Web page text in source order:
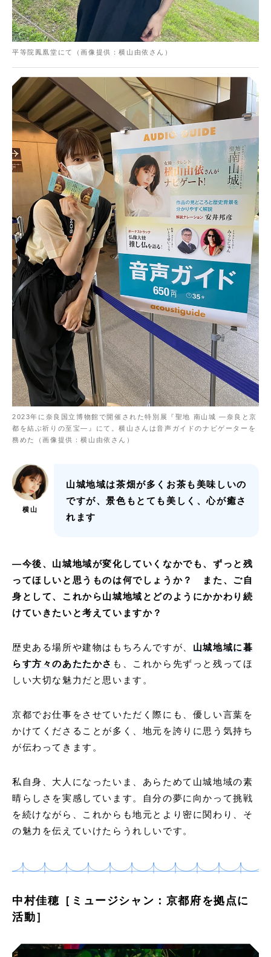
平等院鳳凰堂にて（画像提供：横山由依さん）
2023年に奈良国立博物館で開催された特別展『聖地 南山城 ―奈良と京
都を結ぶ祈りの至宝―』にて。横山さんは音声ガイドのナビゲーターを
務めた（画像提供：横山由依さん）
横山
山城地域は茶畑が多くお茶も美味しいの
ですが、景色もとても美しく、心が癒さ
れます
―今後、山城地域が変化していくなかでも、ずっと残
ってほしいと思うものは何でしょうか？ また、ご自
身として、これから山城地域とどのようにかかわり続
けていきたいと考えていますか？
歴史ある場所や建物はもちろんですが、 山城地域に暮
らす方々のあたたかさ も、これから先ずっと残ってほ
しい大切な魅力だと思います。
京都でお仕事をさせていただく際にも、優しい言葉を
かけてくださることが多く、地元を誇りに思う気持ち
が伝わってきます。
私自身、大人になったいま、あらためて山城地域の素
晴らしさを実感しています。自分の夢に向かって挑戦
を続けながら、これからも地元とより密に関わり、そ
の魅力を伝えていけたらうれしいです。
中村佳穂［ミュージシャン：京都府を拠点に
活動］